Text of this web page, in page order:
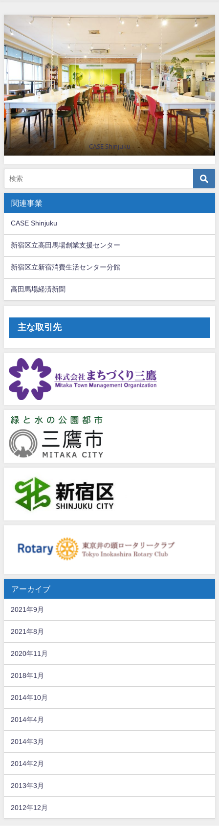
CASE Shinjuku
関連事業
CASE Shinjuku
新宿区立高田馬場創業支援センター
新宿区立新宿消費生活センター分館
高田馬場経済新聞
主な取引先
アーカイブ
2021年9月
2021年8月
2020年11月
2018年1月
2014年10月
2014年4月
2014年3月
2014年2月
2013年3月
2012年12月